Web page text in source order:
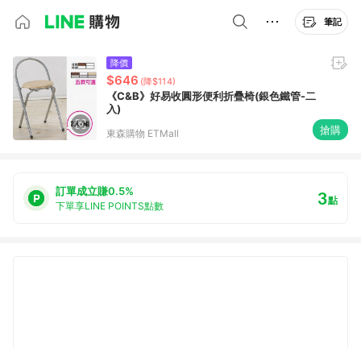
筆記
降價
$646 (降$114)
《C&B》好易收圓形便利折疊椅(銀色鐵管-二
入)
東森購物 ETMall 搶購
訂單成立賺0.5%
下單享LINE POINTS點數 3點